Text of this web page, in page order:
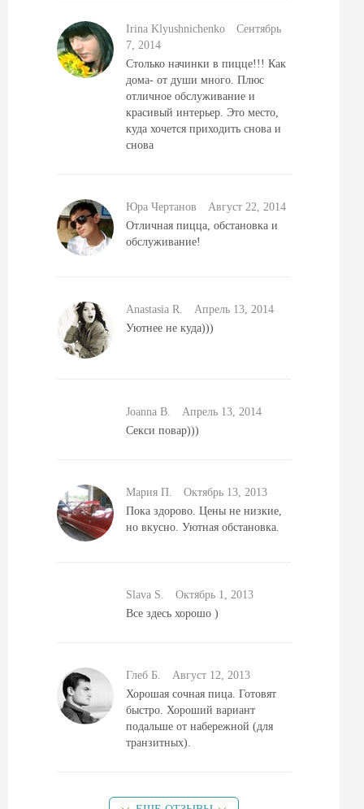
Irina Klyushnichenko
Сентябрь
7, 2014
Столько начинки в пицце!!! Как
дома- от души много. Плюс
отличное обслуживание и
красивый интерьер. Это место,
куда хочется приходить снова и
снова
Юра Чертанов
Август 22, 2014
Отличная пицца, обстановка и
обслуживание!
Anastasia R.
Aпрель 13, 2014
Уютнее не куда)))
Joanna B.
Aпрель 13, 2014
Секси повар)))
Мария П.
Октябрь 13, 2013
Пока здорово. Цены не низкие,
но вкусно. Уютная обстановка.
Slava S.
Октябрь 1, 2013
Все здесь хорошо )
Глеб Б.
Август 12, 2013
Хорошая сочная пица. Готовят
быстро. Хороший вариант
подальше от набережной (для
транзитных).